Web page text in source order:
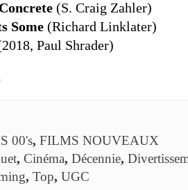
(S. Craig Zahler)
Some (Richard Linklater)
Paul Shrader)
00's, FILMS NOUVEAUX
, Cinéma, Décennie,
, Top, UGC